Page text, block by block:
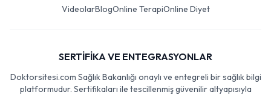
VideolarBlogOnline TerapiOnline Diyet
SERTİFİKA VE ENTEGRASYONLAR
Doktorsitesi.com Sağlık Bakanlığı onaylı ve entegreli bir sağlık bilgi
platformudur. Sertifikaları ile tescillenmiş güvenilir altyapısıyla